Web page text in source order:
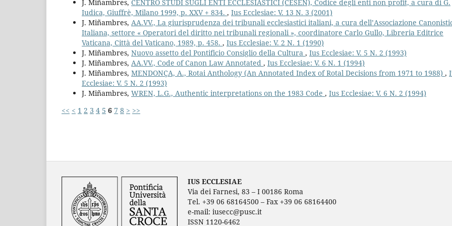
J. Miñambres, CENTRO STUDI SUGLI ENTI ECCLESIASTICI (CESEN), Codice degli enti non profit, a cura di G.
Iudica, Giuffrè, Milano 1999, p. XXV + 834. , Ius Ecclesiae: V. 13 N. 3 (2001)
J. Miñambres, AA.VV., La giurisprudenza dei tribunali ecclesiastici italiani, a cura dell’Associazione
Italiana, settore « Operatori del diritto nei tribunali regionali », coordinatore Carlo Gullo, Libreria Editrice
Vaticana, Città del Vaticano, 1989, p. 458. , Ius Ecclesiae: V. 2 N. 1 (1990)
J. Miñambres, Nuovo assetto del Pontificio Consiglio della Cultura , Ius Ecclesiae: V. 5 N. 2 (1993)
J. Miñambres, AA.VV., Code of Canon Law Annotated , Ius Ecclesiae: V. 6 N. 1 (1994)
J. Miñambres, MENDONÇA, A., Rotai Anthology (An Annotated Index of Rotal Decisions from 1971 to 1988) ,
Ecclesiae: V. 5 N. 2 (1993)
J. Miñambres, WREN, L.G., Authentic interpretations on the 1983 Code , Ius Ecclesiae: V. 6 N. 2 (1994)
<< < 1 2 3 4 5 6 7 8 > >>
IUS ECCLESIAE
Via dei Farnesi, 83 – I 00186 Roma
Tel. +39 06 68164500 – Fax +39 06 68164400
e-mail: iusecc@pusc.it
ISSN 1120-6462